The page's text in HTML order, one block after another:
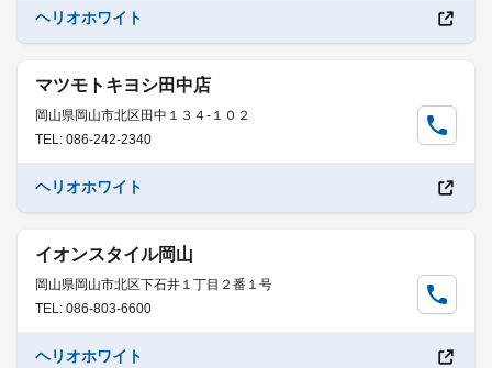
ヘリオホワイト
マツモトキヨシ田中店
岡山県岡山市北区田中１３４-１０２
TEL: 086-242-2340
ヘリオホワイト
イオンスタイル岡山
岡山県岡山市北区下石井１丁目２番１号
TEL: 086-803-6600
ヘリオホワイト